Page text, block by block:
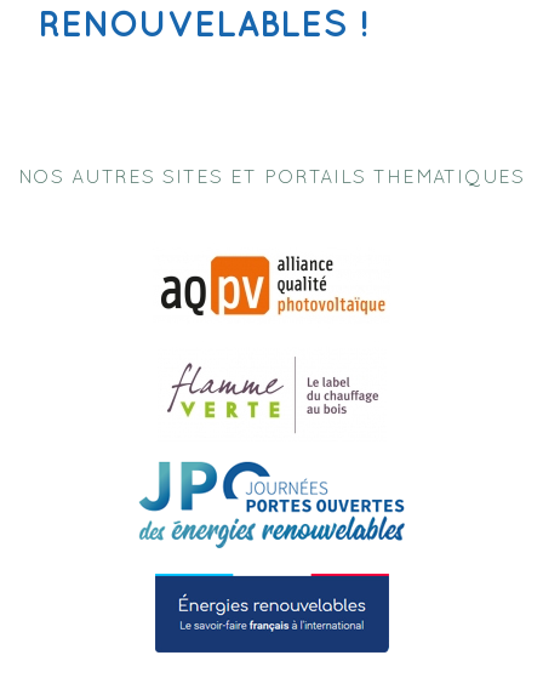
RENOUVELABLES !
NOS AUTRES SITES ET PORTAILS THEMATIQUES